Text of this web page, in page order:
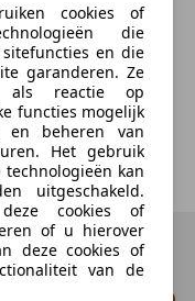
remsysteem
van harte
kosten. De auto
aan u
APK keuring,
wrong
happened.
the page.
cookies of
die
en die
garanderen. Ze
als reactie op
functies mogelijk
beheren van
Het gebruik
kan
uitgeschakeld.
cookies of
of u hierover
deze cookies of
van de